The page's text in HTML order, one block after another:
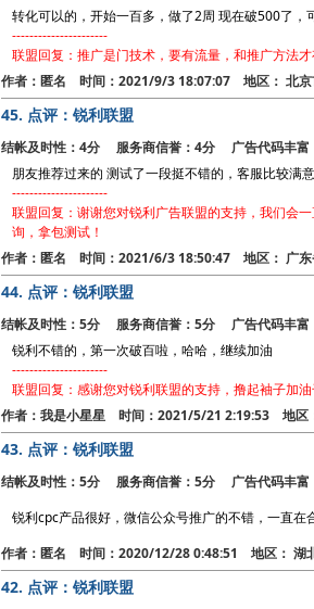
转化可以的，开始一百多，做了2周 现在破500了，
----------------------
联盟回复：推广是门技术，要有流量，和推广方法
作者：匿名 时间：2021/9/3 18:07:07 地区： 北京
45. 点评：锐利联盟
结帐及时性：4分 服务商信誉：4分 广告代码丰
朋友推荐过来的 测试了一段挺不错的，客服比较满
----------------------
联盟回复：谢谢您对锐利广告联盟的支持，我们会
询，拿包测试！
作者：匿名 时间：2021/6/3 18:50:47 地区： 广东
44. 点评：锐利联盟
结帐及时性：5分 服务商信誉：5分 广告代码丰
锐利不错的，第一次破百啦，哈哈，继续加油
----------------------
联盟回复：感谢您对锐利联盟的支持，撸起袖子加
作者：我是小星星 时间：2021/5/21 2:19:53 地区
43. 点评：锐利联盟
结帐及时性：5分 服务商信誉：5分 广告代码丰
锐利cpc产品很好，微信公众号推广的不错，一直
作者：匿名 时间：2020/12/28 0:48:51 地区： 湖
42. 点评：锐利联盟